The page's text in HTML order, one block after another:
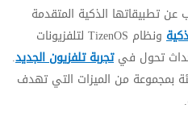
عن تطبيقاتها الذكية المتقدمة
ونظام TizenOS لتلفزيونات
تحول فيتجربة تلفزيون الجديد.
بمجموعة من الميزات التي تهدف